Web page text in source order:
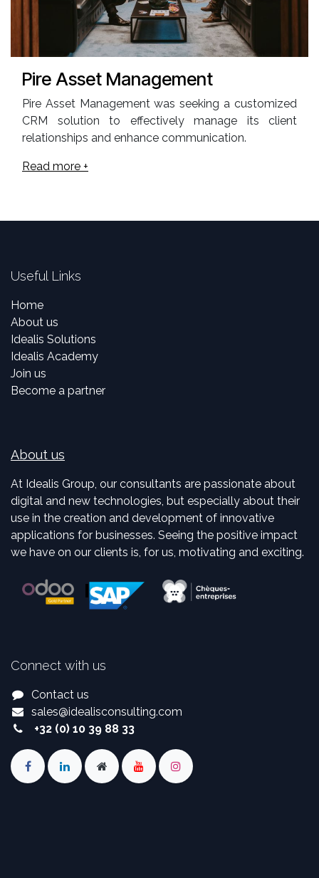
Pire Asset Management
Pire Asset Management was seeking a customized
CRM solution to effectively manage its client
relationships and enhance communication.
Read more +
Useful Links
Home
About us
Idealis Solutions
Idealis Academy
Join us
Become a partner
About us
At Idealis Group, our consultants are passionate about
digital and new technologies, but especially about their
use in the creation and development of innovative
applications for businesses. Seeing the positive impact
we have on our clients is, for us, motivating and exciting.
Connect with us
Contact us
sales@idealisconsulting.com
+32 (0) 10 39 88 33